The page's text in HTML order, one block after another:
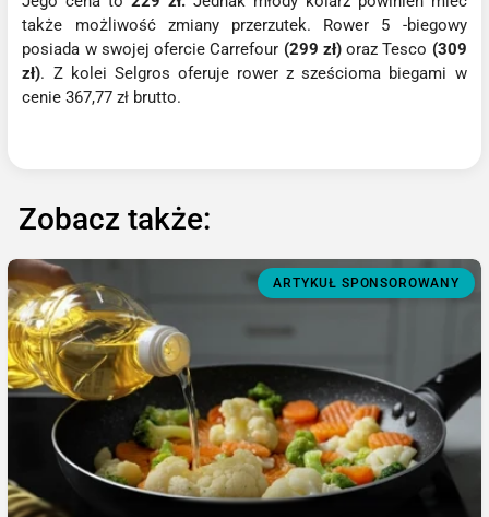
także możliwość zmiany przerzutek. Rower 5 -biegowy
posiada w swojej ofercie Carrefour (299 zł)oraz Tesco (309
zł). Z kolei Selgros oferuje rower z sześcioma biegami w
cenie 367,77 zł brutto.
Zobacz także:
ARTYKUŁ SPONSOROWANY